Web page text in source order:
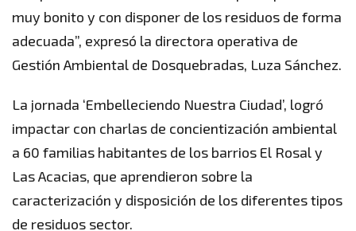
muy bonito y con disponer de los residuos de forma
adecuada”, expresó la directora operativa de
Gestión Ambiental de Dosquebradas, Luza Sánchez.
La jornada ‘Embelleciendo Nuestra Ciudad’, logró
impactar con charlas de concientización ambiental
a 60 familias habitantes de los barrios El Rosal y
Las Acacias, que aprendieron sobre la
caracterización y disposición de los diferentes tipos
de residuos sector.